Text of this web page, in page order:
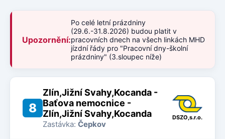
Upozornění:
Po celé letní prázdniny
(29.6.-31.8.2026) budou platit v
pracovních dnech na všech linkách MHD
jízdní řády pro "Pracovní dny-školní
prázdniny" (3.sloupec níže)
8
Zlín,Jižní Svahy,Kocanda -
Baťova nemocnice -
Zlín,Jižní Svahy,Kocanda
Zastávka: Čepkov
DSZO,s.r.o.